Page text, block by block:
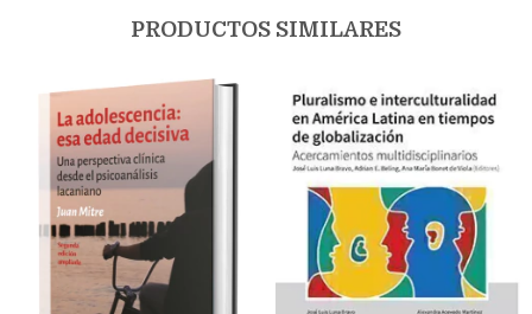
PRODUCTOS SIMILARES